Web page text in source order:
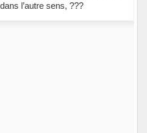
l’autre sens, ???